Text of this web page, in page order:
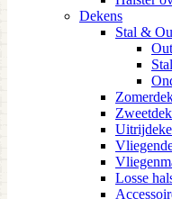
Dekens
Stal &
Losse